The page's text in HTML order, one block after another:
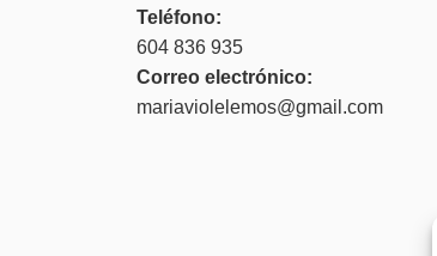
Teléfono:
604 836 935
Correo electrónico:
mariaviolelemos@gmail.com